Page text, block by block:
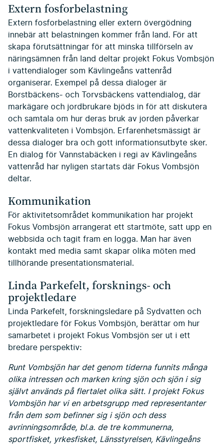
Extern fosforbelastning
Extern fosforbelastning eller extern övergödning
innebär att belastningen kommer från land. För att
skapa förutsättningar för att minska tillförseln av
näringsämnen från land deltar projekt Fokus Vombsjön
i vattendialoger som Kävlingeåns vattenråd
organiserar. Exempel på dessa dialoger är
Borstbäckens- och Torvsbäckens vattendialog, där
markägare och jordbrukare bjöds in för att diskutera
och samtala om hur deras bruk av jorden påverkar
vattenkvaliteten i Vombsjön. Erfarenhetsmässigt är
dessa dialoger bra och gott informationsutbyte sker.
En dialog för Vannstabäcken i regi av Kävlingeåns
vattenråd har nyligen startats där Fokus Vombsjön
deltar.
Kommunikation
För aktivitetsområdet kommunikation har projekt
Fokus Vombsjön arrangerat ett startmöte, satt upp en
webbsida och tagit fram en logga. Man har även
kontakt med media samt skapar olika möten med
tillhörande presentationsmaterial.
Linda Parkefelt, forsknings- och
projektledare
Linda Parkefelt, forskningsledare på Sydvatten och
projektledare för Fokus Vombsjön, berättar om hur
samarbetet i projekt Fokus Vombsjön ser ut i ett
bredare perspektiv:
Runt Vombsjön har det genom tiderna funnits många
olika intressen och marken kring sjön och sjön i sig
självt används på flertalet olika sätt. I projekt Fokus
Vombsjön har vi en arbetsgrupp med representanter
från dem som befinner sig i sjön och dess
avrinningsområde, bl.a. de tre kommunerna,
sportfisket, yrkesfisket, Länsstyrelsen, Kävlingeåns